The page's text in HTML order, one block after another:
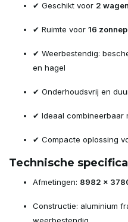
✔ Geschikt voor 2
✔ Ruimte voor 16
✔ Weerbestendig:
en hagel
✔ Onderhoudsvrij en
✔ Ideaal combineerbaar
✔ Compacte oplossing
Technische
Afmetingen: 8982 x
Constructie: aluminium